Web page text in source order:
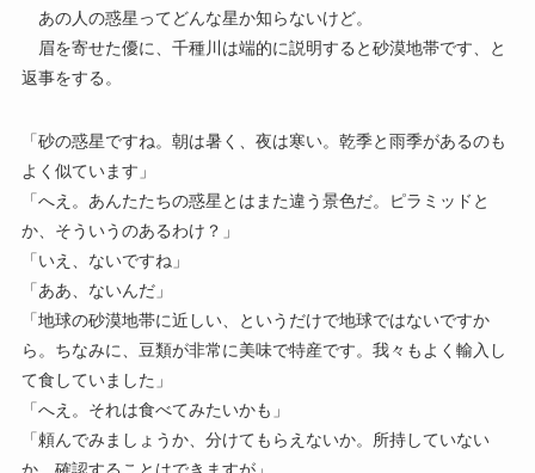
あの人の惑星ってどんな星か知らないけど。
眉を寄せた優に、千種川は端的に説明すると砂漠地帯です、と
返事をする。
「砂の惑星ですね。朝は暑く、夜は寒い。乾季と雨季があるのも
よく似ています」
「へえ。あんたたちの惑星とはまた違う景色だ。ピラミッドと
か、そういうのあるわけ？」
「いえ、ないですね」
「ああ、ないんだ」
「地球の砂漠地帯に近しい、というだけで地球ではないですか
ら。ちなみに、豆類が非常に美味で特産です。我々もよく輸入し
て食していました」
「へえ。それは食べてみたいかも」
「頼んでみましょうか、分けてもらえないか。所持していない